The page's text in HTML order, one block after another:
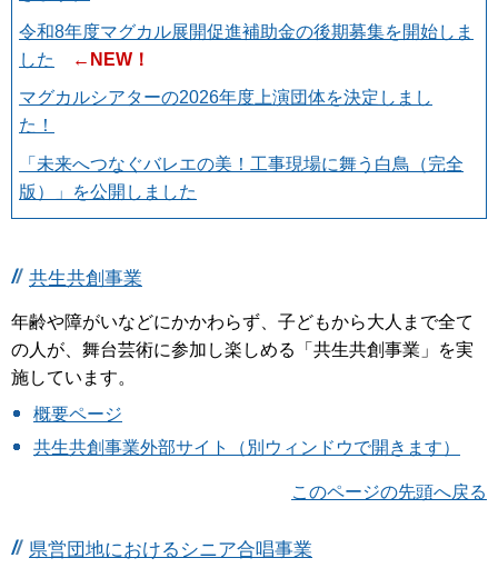
令和8年度マグカル展開促進補助金の後期募集を開始しま
した
←NEW！
マグカルシアターの2026年度上演団体を決定しまし
た！
「未来へつなぐバレエの美！工事現場に舞う白鳥（完全
版）」を公開しました
共生共創事業
年齢や障がいなどにかかわらず、子どもから大人まで全て
の人が、舞台芸術に参加し楽しめる「共生共創事業」を実
施しています。
概要ページ
共生共創事業外部サイト（別ウィンドウで開きます）
このページの先頭へ戻る
県営団地におけるシニア合唱事業